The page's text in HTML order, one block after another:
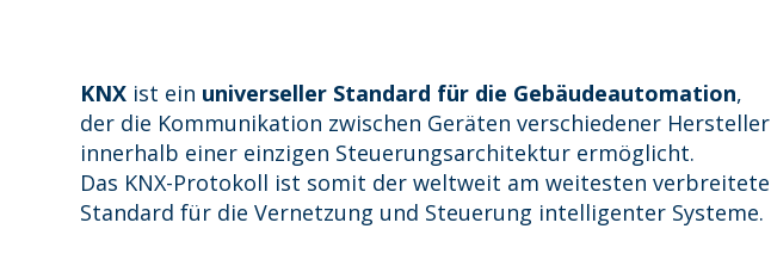
KNX ist ein universeller Standard für die Gebäudeautomation,
der die Kommunikation zwischen Geräten verschiedener Hersteller
innerhalb einer einzigen Steuerungsarchitektur ermöglicht.
Das KNX-Protokoll ist somit der weltweit am weitesten verbreitete
Standard für die Vernetzung und Steuerung intelligenter Systeme.